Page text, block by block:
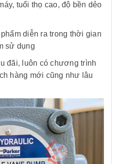
tuổi thọ cao, độ bền dẻo
diễn ra trong thời gian
sử dụng
đãi, luôn có chương trình
hàng mới cũng như lâu